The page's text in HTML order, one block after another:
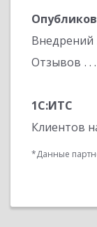
Внедрений
Отзывов
1С:ИТС
Клиентов
*Данные